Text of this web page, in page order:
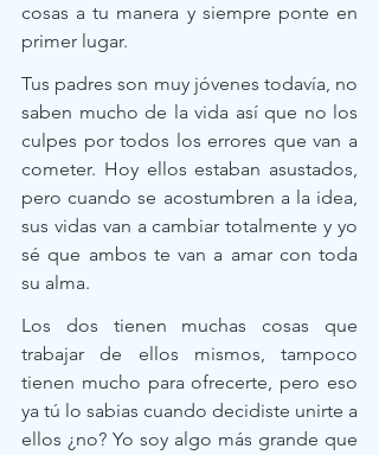
cosas a tu manera y siempre ponte en
primer lugar.
Tus padres son muy jóvenes todavía, no
saben mucho de la vida así que no los
culpes por todos los errores que van a
cometer. Hoy ellos estaban asustados,
pero cuando se acostumbren a la idea,
sus vidas van a cambiar totalmente y yo
sé que ambos te van a amar con toda
su alma.
Los dos tienen muchas cosas que
trabajar de ellos mismos, tampoco
tienen mucho para ofrecerte, pero eso
ya tú lo sabias cuando decidiste unirte a
ellos ¿no? Yo soy algo más grande que